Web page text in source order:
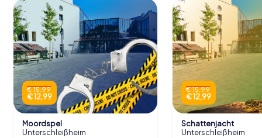
€ 15,99
€ 12,99
Moordspel
Unterschleißheim
€ 15,99
€ 12,99
Schattenjacht
Unterschleißheim